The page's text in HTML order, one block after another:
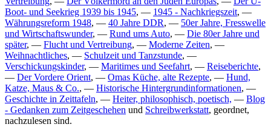
Boot- und Seekrieg 1939 bis 1945, — 1945 - Nachkriegszeit, —
Währungsreform 1948, — 40 Jahre DDR, — 50er Jahre, Fresswelle
und Wirtschaftswunder, — Rund ums Auto, — Die 80er Jahre und
später, — Flucht und Vertreibung, — Moderne Zeiten, —
Weihnachtliches, — Schulzeit und Tanzstunde, —
Verschickungskinder, — Maritimes und Seefahrt, — Reiseberichte,
— Der Vordere Orient, — Omas Küche, alte Rezepte, — Hund,
Katze, Maus & Co., — Historische Hintergrundinformationen, —
Geschichte in Zeittafeln, — Heiter, philosophisch, poetisch, — Blog
- Gedanken zum Zeitgeschehen und Schreibwerkstatt, geordnet,
nachzulesen sind.